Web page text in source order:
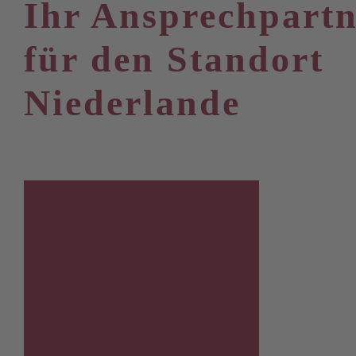
Ihr
für den Standort
Niederlande